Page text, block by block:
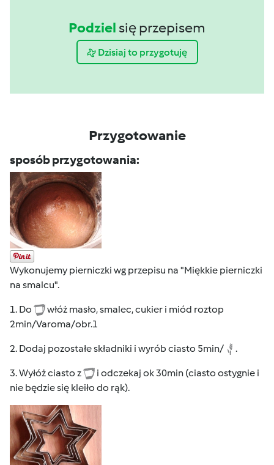
Podziel się przepisem
Dzisiaj to przygotuję
Przygotowanie
sposób przygotowania:
Wykonujemy pierniczki wg przepisu na "Miękkie pierniczki
na smalcu".
1. Do
włóż masło, smalec, cukier i miód roztop
2min/Varoma/obr.1
2. Dodaj pozostałe składniki i wyrób ciasto 5min/ .
3. Wyłóż ciasto z
i odczekaj ok 30min (ciasto ostygnie i
nie będzie się kleiło do rąk).